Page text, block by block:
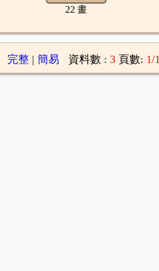
22 畫
完整| 簡易 資料數 : 3 頁數: 1/